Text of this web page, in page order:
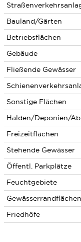
Bauland/Gärten
Betriebsflächen
Gebäude
Fließende Gewässer
Sonstige Flächen
Halden/Deponien/
Freizeitflächen
Stehende Gewässer
Öffentl. Parkplätze
Feuchtgebiete
Gewässerrandflächen
Friedhöfe